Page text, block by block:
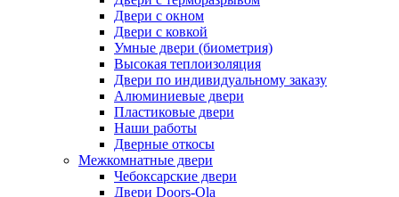
Двери с окном
Двери с ковкой
Умные двери (биометрия)
Высокая теплоизоляция
Двери по индивидуальному заказу
Алюминиевые двери
Пластиковые двери
Наши работы
Дверные откосы
Межкомнатные двери
Чебоксарские двери
Двери Doors-Ola